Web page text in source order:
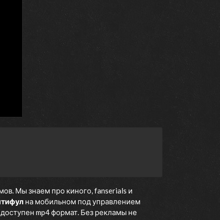
Мы знаем про киного, fanserials и
на мобильном под управлением
mp4 формат. Без рекламы не